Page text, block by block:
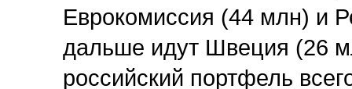
Еврокомиссия (44 млн) и
дальше идут Швеция (26
российский портфель